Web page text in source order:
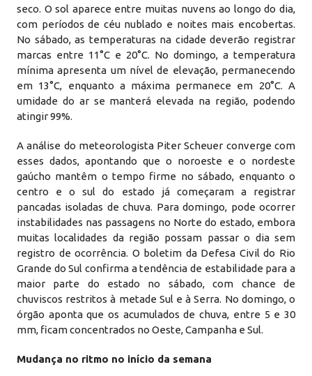
seco. O sol aparece entre muitas nuvens ao longo do dia,
com períodos de céu nublado e noites mais encobertas.
No sábado, as temperaturas na cidade deverão registrar
marcas entre 11°C e 20°C. No domingo, a temperatura
mínima apresenta um nível de elevação, permanecendo
em 13°C, enquanto a máxima permanece em 20°C. A
umidade do ar se manterá elevada na região, podendo
atingir 99%.
A análise do meteorologista Piter Scheuer converge com
esses dados, apontando que o noroeste e o nordeste
gaúcho mantêm o tempo firme no sábado, enquanto o
centro e o sul do estado já começaram a registrar
pancadas isoladas de chuva. Para domingo, pode ocorrer
instabilidades nas passagens no Norte do estado, embora
muitas localidades da região possam passar o dia sem
registro de ocorrência. O boletim da Defesa Civil do Rio
Grande do Sul confirma a tendência de estabilidade para a
maior parte do estado no sábado, com chance de
chuviscos restritos à metade Sul e à Serra. No domingo, o
órgão aponta que os acumulados de chuva, entre 5 e 30
mm, ficam concentrados no Oeste, Campanha e Sul.
Mudança no ritmo no início da semana